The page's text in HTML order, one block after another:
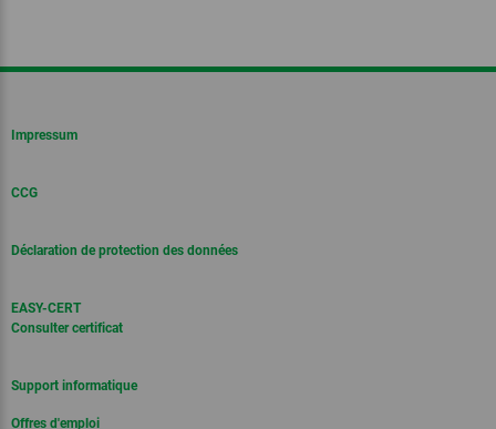
Impressum
CCG
Déclaration de protection des données
EASY-CERT
Consulter certificat
Support informatique
Offres d'emploi